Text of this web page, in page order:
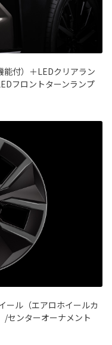
付）＋LEDクリアラン
フロントターンランプ
ル（エアロホイールカ
/センターオーナメント